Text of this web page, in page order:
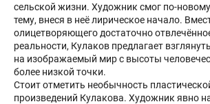
сельской жизни. Художник смог по-
тему, внеся в неё лирическое начало.
олицетворяющего достаточно
реальности, Кулаков предлагает взглянуть
на изображаемый мир с высоты
более низкой точки.
Стоит отметить необычность
произведений Кулакова. Художник явно